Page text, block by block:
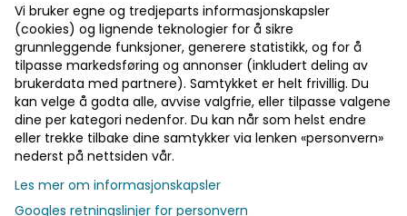
Vi bruker egne og tredjeparts informasjonskapsler
(cookies) og lignende teknologier for å sikre
grunnleggende funksjoner, generere statistikk, og for å
tilpasse markedsføring og annonser (inkludert deling av
brukerdata med partnere). Samtykket er helt frivillig. Du
kan velge å godta alle, avvise valgfrie, eller tilpasse valgene
dine per kategori nedenfor. Du kan når som helst endre
eller trekke tilbake dine samtykker via lenken «personvern»
nederst på nettsiden vår.
Les mer om informasjonskapsler
Googles retningslinjer for personvern